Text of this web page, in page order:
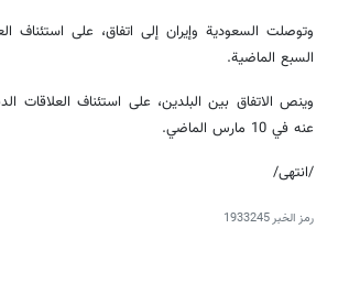
وتوصلت السعودية وإيران إلى اتفاق، على استئناف
السبع الماضية.
عنه في 10 مارس الماضي.
/انتهى/
رمز الخبر1933245